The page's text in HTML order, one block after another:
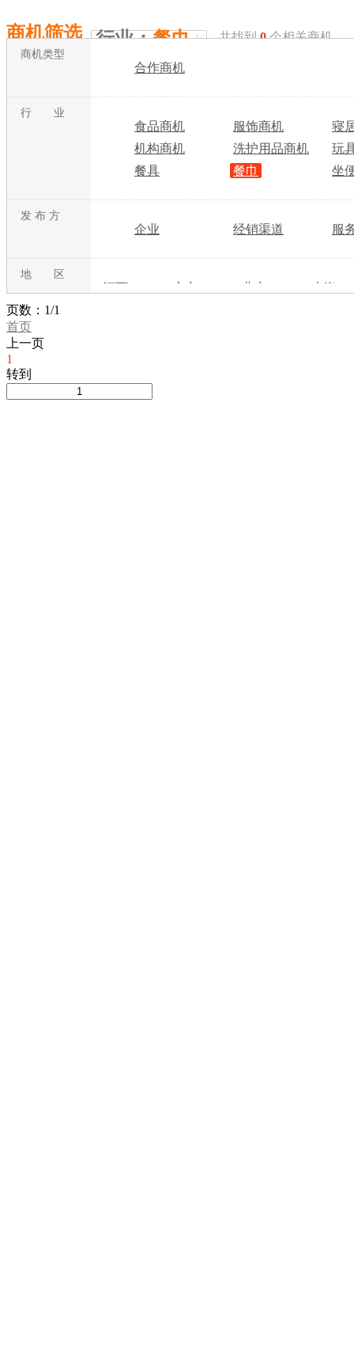
商机筛选 行业：餐巾 共找到0个相关商机
商机类型
合作商机
行 业
食品商机 服饰商机
寝
机构商机
洗护用品商机
玩
餐具
餐巾 坐
发 布 方
企业 经销渠道 服
地 区
江西 广东 北京
上海
页数：1/1
首页
上一页
1
转到